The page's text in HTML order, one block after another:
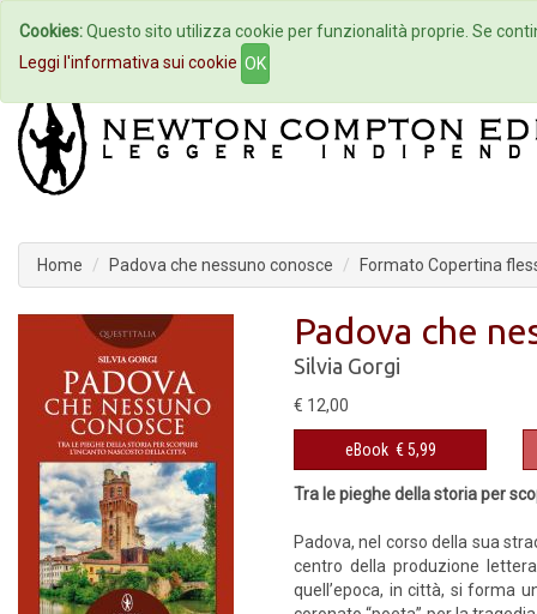
Home Autori Eventi
Home Padova che nessuno conosce Formato Copertina
Padova che
Silvia Gorgi
€ 12,00
eBook € 5,99
Tra le pieghe della storia per
Padova, nel corso della sua
centro della produzione
quell’epoca, in città, si forma
Cookies:Questo sito utilizza cookie per funzionalità proprie. Se
Leggi l'informativa sui cookie OK